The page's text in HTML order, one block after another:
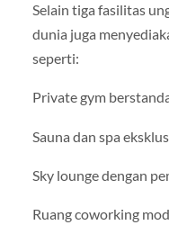
Selain tiga fasilitas
dunia juga
seperti:
Private gym
Sauna dan spa
Sky lounge dengan
Ruang coworking